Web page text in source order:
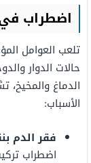
اضطراب
تلعب العوامل
حالات الدوار
الدماغ
الأسباب:
فقر الدم
اضطراب